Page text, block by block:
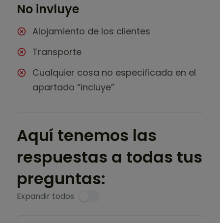
No invluye
Alojamiento de los clientes
Transporte
Cualquier cosa no especificada en el
apartado “incluye”
Aquí tenemos las
respuestas a todas tus
preguntas:
Expandir todos